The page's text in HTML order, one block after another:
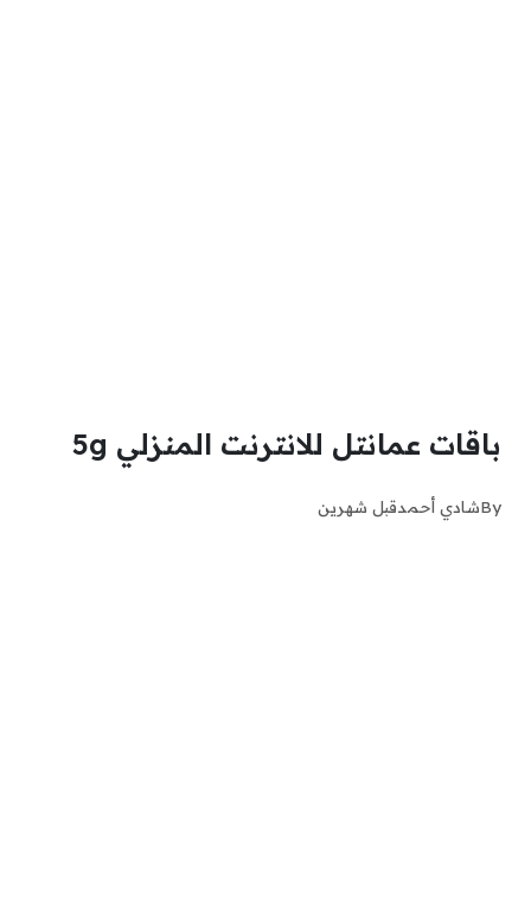
باقات عمانتل للانترنت المنزلي 5g
Byشادي أحمدقبل شهرين